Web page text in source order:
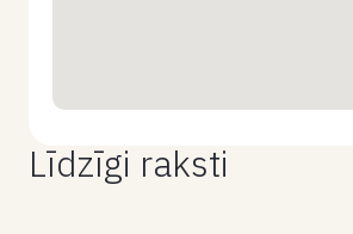
Līdzīgi raksti